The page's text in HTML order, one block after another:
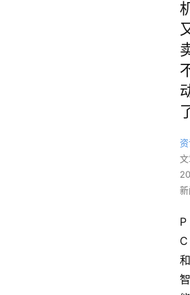
P
C
和
智